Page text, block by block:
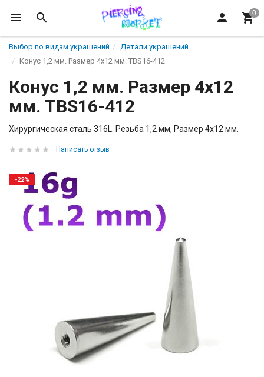
Выбор по видам украшений
Детали украшений
Конус 1,2 мм. Размер 4х12 мм. TBS16-412
Конус 1,2 мм. Размер 4х12
мм. TBS16-412
Хирургическая сталь 316L. Резьба 1,2 мм, Размер 4х12 мм.
Написать отзыв
-22%